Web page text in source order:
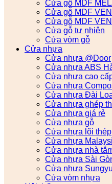
Cửa gỗ MDF
Cửa gỗ MDF
Cửa gỗ MDF
Cửa gỗ tự nhiên
Cửa vòm gỗ
Cửa nhựa
Cửa nhựa @Door
Cửa nhựa ABS
Cửa nhựa cao
Cửa nhựa
Cửa nhựa Đài
Cửa nhựa ghép
Cửa nhựa giá rẻ
Cửa nhựa gỗ
Cửa nhựa lõi thép
Cửa nhựa
Cửa nhựa nhà
Cửa nhựa Sài
Cửa nhựa Sungyu
Cửa vòm nhựa